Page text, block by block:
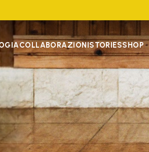
COLLABORAZIONISTORIESSHOP